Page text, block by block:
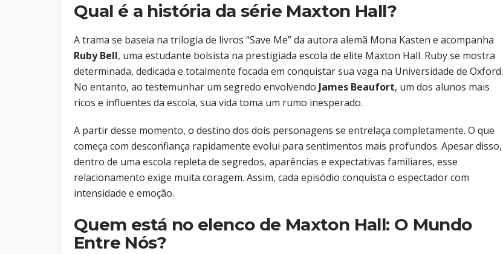
Qual é a história da série Maxton Hall?
A trama se baseia na trilogia de livros “Save Me” da autora alemã Mona Kasten e acompanha
Ruby Bell, uma estudante bolsista na prestigiada escola de elite Maxton Hall. Ruby se mostra
determinada, dedicada e totalmente focada em conquistar sua vaga na Universidade de Oxford.
No entanto, ao testemunhar um segredo envolvendo James Beaufort, um dos alunos mais
ricos e influentes da escola, sua vida toma um rumo inesperado.
A partir desse momento, o destino dos dois personagens se entrelaça completamente. O que
começa com desconfiança rapidamente evolui para sentimentos mais profundos. Apesar disso,
dentro de uma escola repleta de segredos, aparências e expectativas familiares, esse
relacionamento exige muita coragem. Assim, cada episódio conquista o espectador com
intensidade e emoção.
Quem está no elenco de Maxton Hall: O Mundo
Entre Nós?